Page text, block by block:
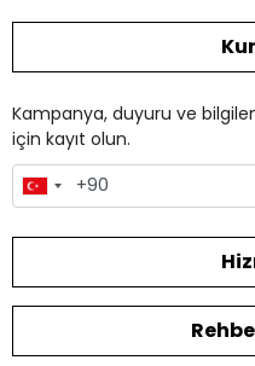
Kampanya, duyuru ve
için kayıt olun.